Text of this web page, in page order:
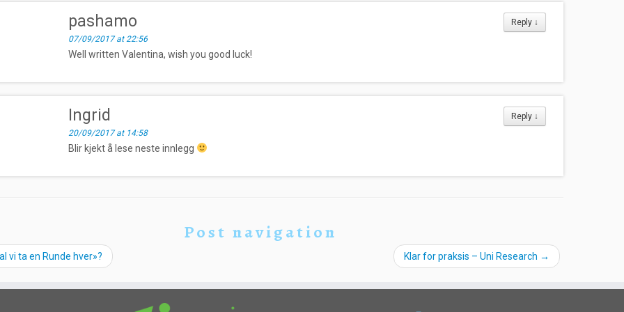
Reply ↓
pashamo
07/09/2017 at 22:56
Well written Valentina, wish you good luck!
Reply ↓
Ingrid
20/09/2017 at 14:58
Blir kjekt å lese neste innlegg
Post navigation
vi ta en Runde hver»? Klar for praksis – Uni Research →